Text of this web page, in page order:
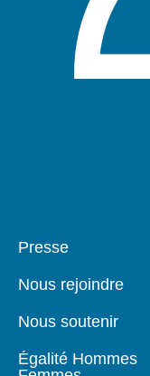
Pied
Presse
Nous rejoindre
Nous soutenir
Égalité Hommes